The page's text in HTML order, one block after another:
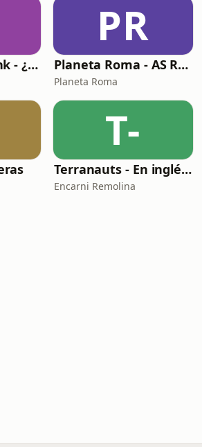
It´s Time to Think - ¿Nos paramos a pensar?
PR
Planeta Roma - AS Roma Podcast en Español
Planeta Roma
T-
Terranauts - En inglés y en español. Science and nature in 5 minutes
Encarni Remolina